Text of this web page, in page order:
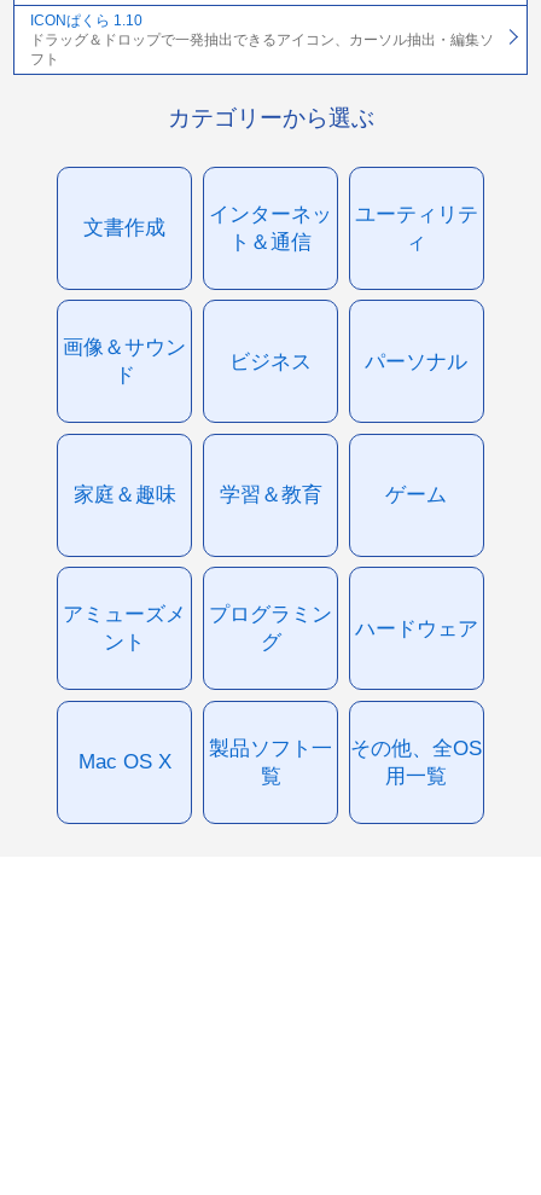
ICONぱくら 1.10
ドラッグ＆ドロップで一発抽出できるアイコン、カーソル抽出・編集ソ
フト
カテゴリーから選ぶ
文書作成
インターネッ
ト＆通信
ユーティリテ
ィ
画像＆サウン
ド
ビジネス パーソナル
家庭＆趣味 学習＆教育 ゲーム
アミューズメ
ント
プログラミン
グ
ハードウェア
Mac OS X
製品ソフト一
覧
その他、全OS
用一覧